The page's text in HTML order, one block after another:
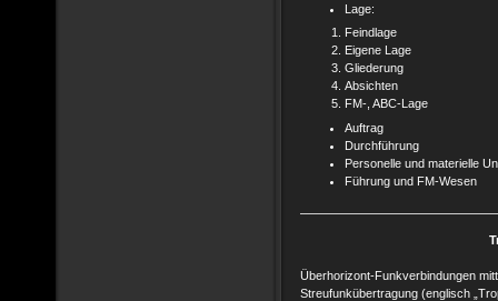
Lage:
Feindlage
Eigene Lage
Gliederung
Absichten
FM-, ABC-Lage
Auftrag
Durchführung
Personelle und materielle
Führung und FM-Wesen
Überhorizont-Funkverbindungen
Streufunkübertragung (englisch